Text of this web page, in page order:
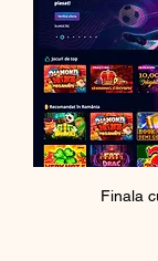
Finala